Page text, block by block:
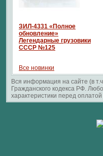
ЗИЛ-4331 «Полное
обновление»
Легендарные грузовики
СССР №125
Все новинки
Вся информация на сайте (в
Гражданского кодекса РФ.
характеристики перед